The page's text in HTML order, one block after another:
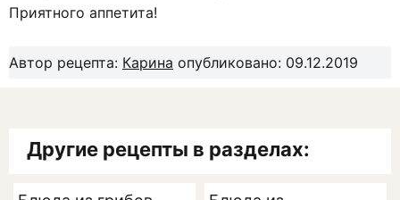
Приятного аппетита!
Автор рецепта: Карина опубликовано: 09.12.2019
Другие рецепты в разделах: